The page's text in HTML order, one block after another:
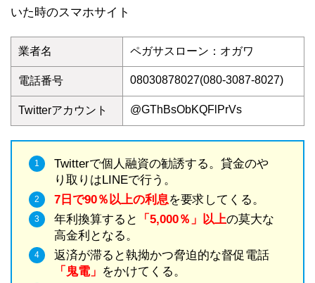
いた時のスマホサイト
業者名 ペガサスローン：オガワ
電話番号 08030878027(080-3087-8027)
Twitterアカウント @GThBsObKQFlPrVs
Twitterで個人融資の勧誘する。貸金のや
り取りはLINEで行う。
7日で90％以上の利息を要求してくる。
年利換算すると
「5,000％」以上の莫大な
高金利となる。
返済が滞ると執拗かつ脅迫的な督促電話
「鬼電」 をかけてくる。